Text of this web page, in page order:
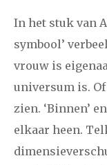
september
2008
januari
augustus
In het stuk van
symbool’
vrouw is
universum is.
zien. ‘Binnen’
elkaar heen.